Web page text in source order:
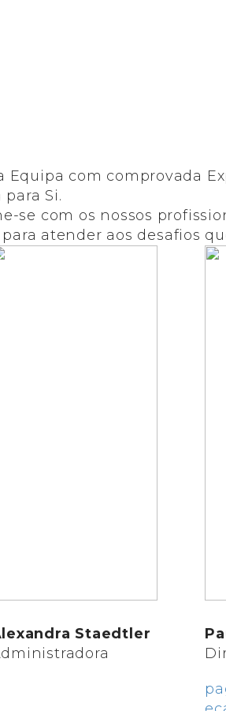
Equipa com comprovada
Si.
se com os nossos
atender aos desafios
Staedtler